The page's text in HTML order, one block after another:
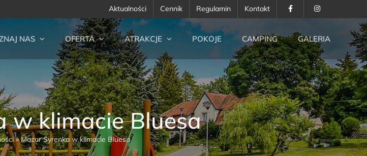
Aktualności Cennik Regulamin Kontakt
NAS OFERTA ATRAKCJE POKOJE CAMPING GALERIA
w klimacie Bluesa
»Mazur Syrenka w klimacie Bluesa